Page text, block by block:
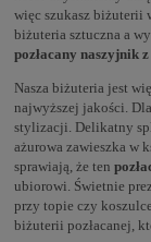
więc szukasz biżuterii
biżuteria sztuczna a
pozłacany naszyjnik
Nasza biżuteria jest
najwyższej jakości.
stylizacji. Delikatny
ażurowa zawieszka w
sprawiają, że ten
ubiorowi. Świetnie
przy topie czy
biżuterii pozłacanej,